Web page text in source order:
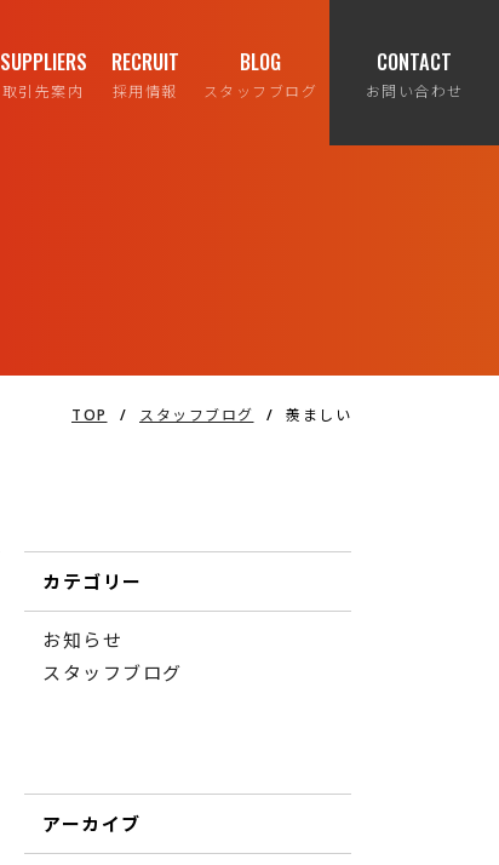
SUPPLIERS
取引先案内
RECRUIT
採用情報
BLOG
スタッフブログ
CONTACT
お問い合わせ
TOP / スタッフブログ / 羨ましい
カテゴリー
お知らせ
スタッフブログ
アーカイブ